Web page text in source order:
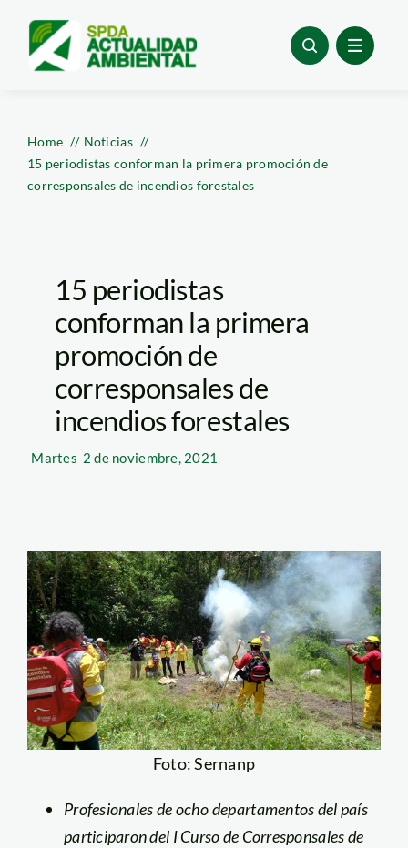
content
Home
Noticias
15 periodistas conforman la primera promoción de
corresponsales de incendios forestales
15 periodistas
conforman la primera
promoción de
corresponsales de
incendios forestales
Martes 2 de noviembre, 2021
Foto: Sernanp
Profesionales de ocho departamentos del país
participaron del I Curso de Corresponsales de